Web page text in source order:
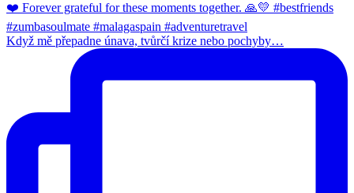
Když mě přepadne únava, tvůrčí krize nebo pochyby…